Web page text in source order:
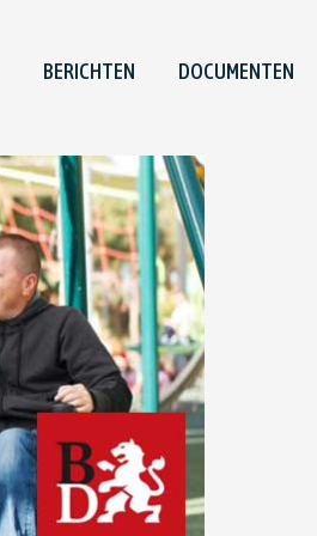
BERICHTEN DOCUMENTEN